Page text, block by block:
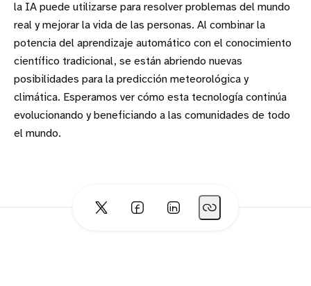
la IA puede utilizarse para resolver problemas del mundo
real y mejorar la vida de las personas. Al combinar la
potencia del aprendizaje automático con el conocimiento
científico tradicional, se están abriendo nuevas
posibilidades para la predicción meteorológica y
climática. Esperamos ver cómo esta tecnología continúa
evolucionando y beneficiando a las comunidades de todo
el mundo.